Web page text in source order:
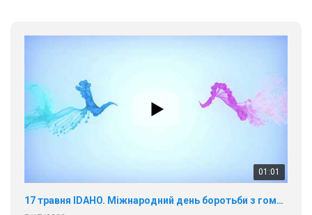
провести вуличні акції. Наше відео-звернення про те, що
ГАУ є в 16 областях України.
Разом наш голос лунає гучніше!